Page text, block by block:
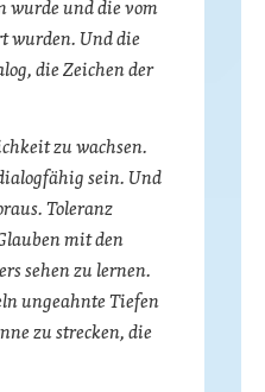
wurde und die vom
wurden. Und die
die Zeichen der
zu wachsen.
sein. Und
Toleranz
mit den
sehen zu lernen.
ungeahnte Tiefen
zu strecken, die